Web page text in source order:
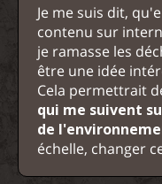
Je me suis dit,
contenu sur
je ramasse les
être une idée
Cela permettrait
qui me suivent
de
échelle, changer